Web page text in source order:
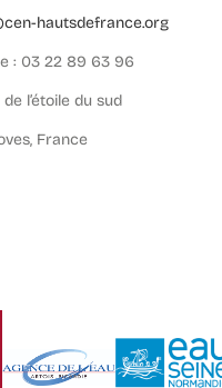
hautsdefrance.org
: 03 22 89 63 96
l’étoile du sud
France